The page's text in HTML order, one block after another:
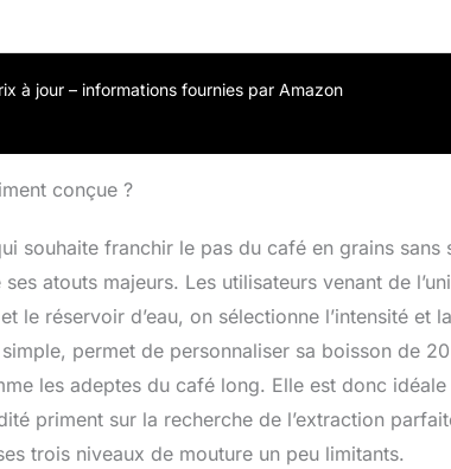
PARFAIT: la buse vapeur ajustable et
PENDANT 15ANS AU JUSTE PRIX: faites
le temps
à jour – informations fournies par Amazon
conçue ?
souhaite franchir le pas du café en grains sans
atouts majeurs. Les utilisateurs venant de
le réservoir d’eau, on sélectionne l’intensité et
permet de personnaliser sa boisson de
les adeptes du café long. Elle est donc
priment sur la recherche de l’extraction
trois niveaux de mouture un peu limitants.